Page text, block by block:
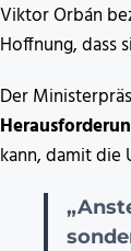
Viktor Orbán
Hoffnung, dass
Der
kann, damit die